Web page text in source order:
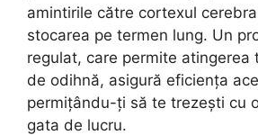
amintirile către cortexul
stocarea pe termen lung. Un
regulat, care permite atingerea
de odihnă, asigură eficiența
permițându-ți să te trezești cu
gata de lucru.